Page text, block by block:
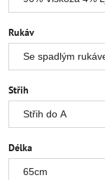
Rukáv
Střih
Délka